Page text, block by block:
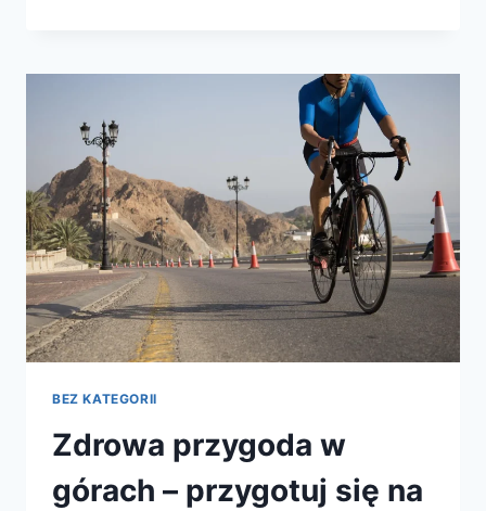
Z
BEZ KATEGORII
Zdrowa przygoda w
górach – przygotuj się na